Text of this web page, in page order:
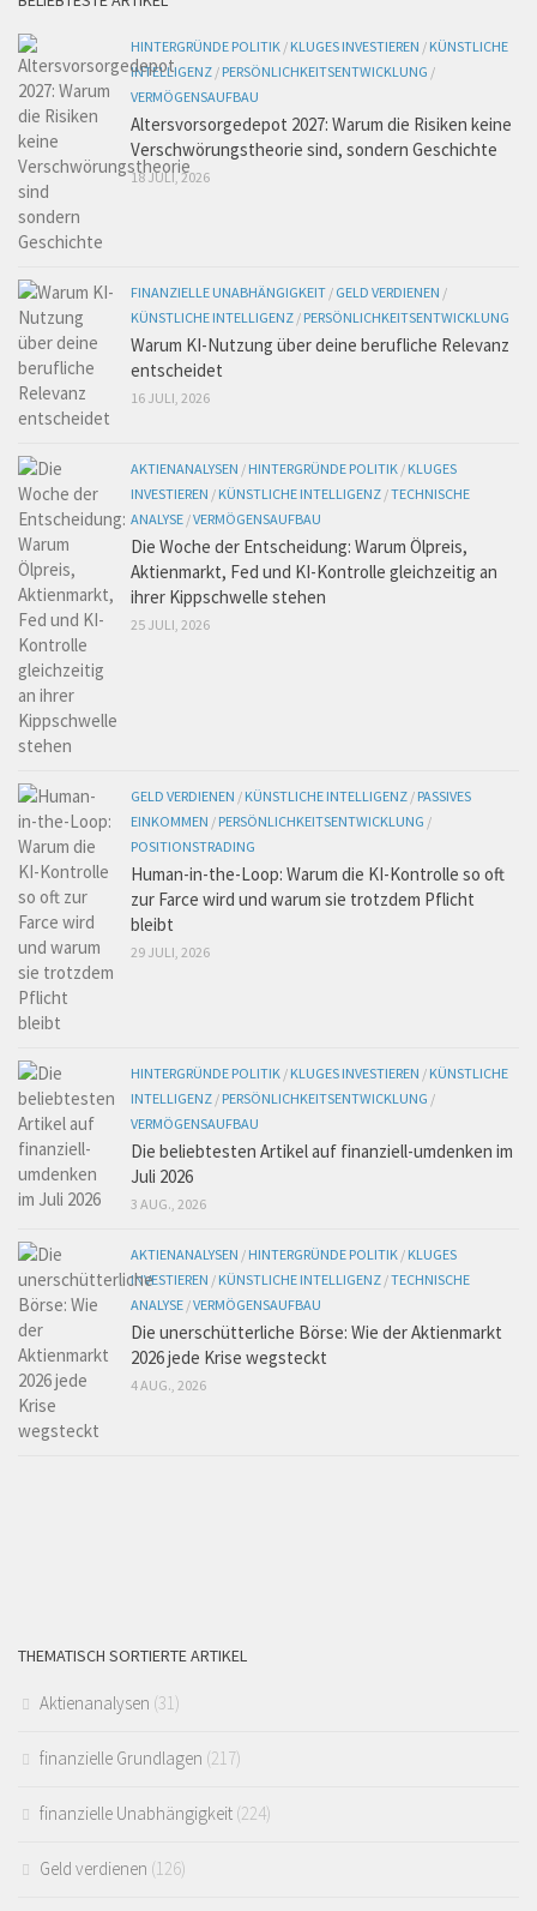
HINTERGRÜNDE POLITIK / KLUGES INVESTIEREN / KÜNSTLICHE
INTELLIGENZ / PERSÖNLICHKEITSENTWICKLUNG /
VERMÖGENSAUFBAU
Altersvorsorgedepot 2027: Warum die Risiken keine
Verschwörungstheorie sind, sondern Geschichte
18 JULI, 2026
FINANZIELLE UNABHÄNGIGKEIT / GELD VERDIENEN /
KÜNSTLICHE INTELLIGENZ / PERSÖNLICHKEITSENTWICKLUNG
Warum KI-Nutzung über deine berufliche Relevanz
entscheidet
16 JULI, 2026
AKTIENANALYSEN / HINTERGRÜNDE POLITIK / KLUGES
INVESTIEREN / KÜNSTLICHE INTELLIGENZ /TECHNISCHE
ANALYSE /VERMÖGENSAUFBAU
Die Woche der Entscheidung: Warum Ölpreis,
Aktienmarkt, Fed und KI-Kontrolle gleichzeitig an
ihrer Kippschwelle stehen
25 JULI, 2026
GELD VERDIENEN / KÜNSTLICHE INTELLIGENZ / PASSIVES
EINKOMMEN / PERSÖNLICHKEITSENTWICKLUNG /
POSITIONSTRADING
Human-in-the-Loop: Warum die KI-Kontrolle so oft
zur Farce wird und warum sie trotzdem Pflicht
bleibt
29 JULI, 2026
HINTERGRÜNDE POLITIK / KLUGES INVESTIEREN / KÜNSTLICHE
INTELLIGENZ / PERSÖNLICHKEITSENTWICKLUNG /
VERMÖGENSAUFBAU
Die beliebtesten Artikel auf finanziell-umdenken im
Juli 2026
3 AUG., 2026
AKTIENANALYSEN / HINTERGRÜNDE POLITIK / KLUGES
INVESTIEREN / KÜNSTLICHE INTELLIGENZ /TECHNISCHE
ANALYSE /VERMÖGENSAUFBAU
Die unerschütterliche Börse: Wie der Aktienmarkt
2026 jede Krise wegsteckt
4 AUG., 2026
THEMATISCH SORTIERTE ARTIKEL
Aktienanalysen (31)
finanzielle Grundlagen (217)
finanzielle Unabhängigkeit (224)
Geld verdienen (126)